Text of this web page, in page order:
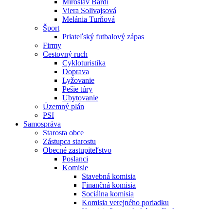
Miroslav Bárdi
Viera Solivajsová
Melánia Turňová
Šport
Priateľský futbalový zápas
Firmy
Cestovný ruch
Cykloturistika
Doprava
Lyžovanie
Pešie túry
Ubytovanie
Územný plán
PSI
Samospráva
Starosta obce
Zástupca starostu
Obecné zastupiteľstvo
Poslanci
Komisie
Stavebná komisia
Finančná komisia
Sociálna komisia
Komisia verejného poriadku